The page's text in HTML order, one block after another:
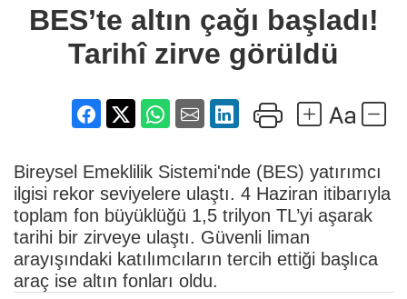
başladı!
Tarihî
görüldü
BES’te altın çağı başladı!
Tarihî zirve görüldü
Bireysel Emeklilik Sistemi'nde (BES) yatırımcı
ilgisi rekor seviyelere ulaştı. 4 Haziran itibarıyla
toplam fon büyüklüğü 1,5 trilyon TL’yi aşarak
tarihi bir zirveye ulaştı. Güvenli liman
arayışındaki katılımcıların tercih ettiği başlıca
araç ise altın fonları oldu.